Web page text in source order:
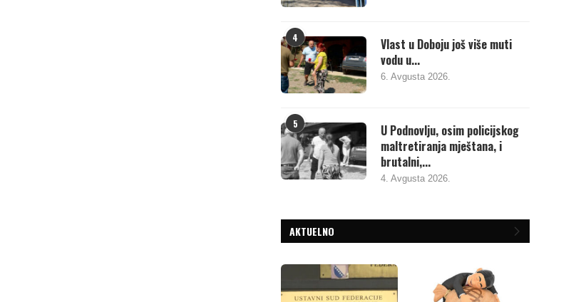
4
Vlast u Doboju još više muti
vodu u...
6. Avgusta 2026.
5
U Podnovlju, osim policijskog
maltretiranja mještana, i
brutalni,...
4. Avgusta 2026.
AKTUELNO